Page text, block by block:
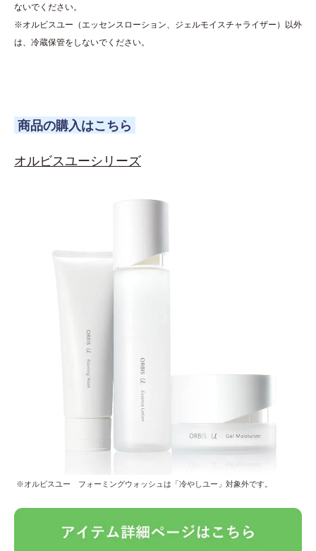
ないでください。
※オルビスユー（エッセンスローション、ジェルモイスチャライザー）以外
は、冷蔵保管をしないでください。
商品の購入はこちら
オルビスユーシリーズ
※オルビスユー フォーミングウォッシュは「冷やしユー」対象外です。